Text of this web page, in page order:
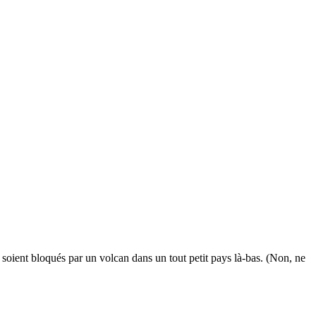
bloqués par un volcan dans un tout petit pays là-bas. (Non, ne